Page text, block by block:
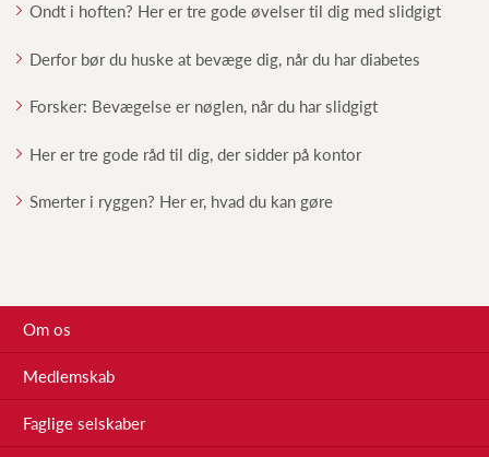
Ondt i hoften? Her er tre gode øvelser til dig med slidgigt
Derfor bør du huske at bevæge dig, når du har diabetes
Forsker: Bevægelse er nøglen, når du har slidgigt
Her er tre gode råd til dig, der sidder på kontor
Smerter i ryggen? Her er, hvad du kan gøre
Om os
Medlemskab
Faglige selskaber